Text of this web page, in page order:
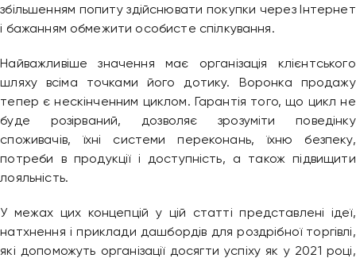
збільшенням попиту здійснювати покупки через Інтернет
і бажанням обмежити особисте спілкування.
Найважливіше значення має організація клієнтського
шляху всіма точками його дотику. Воронка продажу
тепер є нескінченним циклом. Гарантія того, що цикл не
буде розірваний, дозволяє зрозуміти поведінку
споживачів, їхні системи переконань, їхню безпеку,
потреби в продукції і доступність, а також підвищити
лояльність.
У межах цих концепцій у цій статті представлені ідеї,
натхнення і приклади дашбордів для роздрібної торгівлі,
які допоможуть організації досягти успіху як у 2021 році,